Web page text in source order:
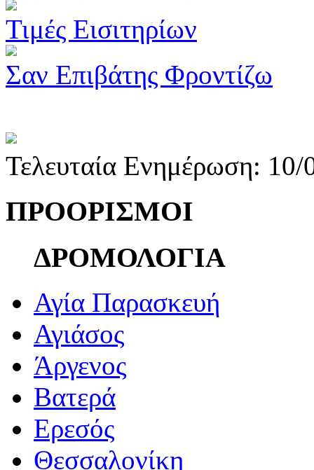
Τιμές Εισιτηρίων
Σαν Επιβάτης Φροντίζω
Τελευταία Ενημέρωση:
ΠΡΟΟΡΙΣΜΟΙ
ΔΡΟΜΟΛΟΓΙΑ
Αγία Παρασκευή
Αγιάσος
Άργενος
Βατερά
Ερεσός
Θεσσαλονίκη